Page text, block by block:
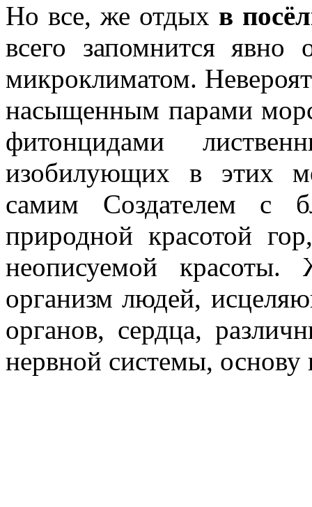
Но все, же отдых в
всего запомнится
микроклиматом.
насыщенным парами
фитонцидами
изобилующих в этих
самим Создателем с
природной красотой
неописуемой красоты.
организм людей,
органов, сердца,
нервной системы, основу